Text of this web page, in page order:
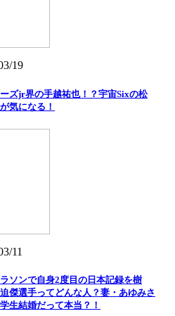
19
ズjr界の手越祐也！？宇宙Sixの松
気になる！
11
ソンで自身2度目の日本記録を樹
傑選手ってどんな人？妻・あゆみさ
生結婚だって本当？！